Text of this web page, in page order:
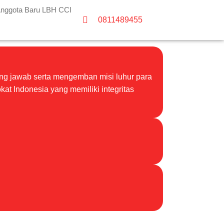
Baru LBH CCI
0811489455
jawab serta mengemban misi luhur para
Indonesia yang memiliki integritas